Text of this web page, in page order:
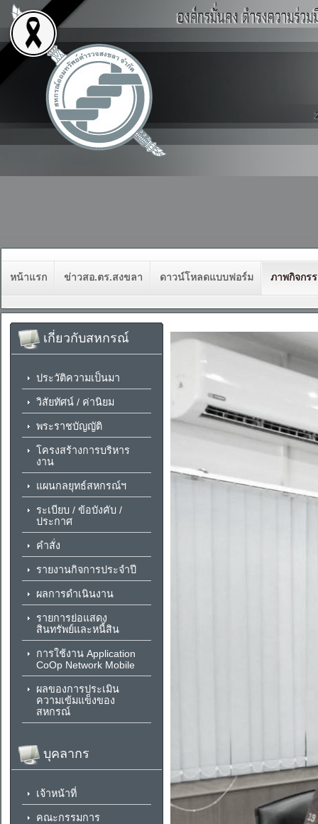
หน้าแรก ข่าวสอ.ตร.สงขลา ดาวน์โหลดแบบฟอร์ม ภาพกิจกร
เกี่ยวกับสหกรณ์
ประวัติความเป็นมา
วิสัยทัศน์ / ค่านิยม
พระราชบัญญัติ
โครงสร้างการบริหาร
งาน
แผนกลยุทธ์สหกรณ์ฯ
ระเบียบ / ข้อบังคับ /
ประกาศ
คำสั่ง
รายงานกิจการประจำปี
ผลการดำเนินงาน
รายการย่อแสดง
สินทรัพย์และหนี้สิน
การใช้งาน Application
CoOp Network Mobile
ผลของการประเมิน
ความเข้มแข็งของ
สหกรณ์
บุคลากร
เจ้าหน้าที่
คณะกรรมการ